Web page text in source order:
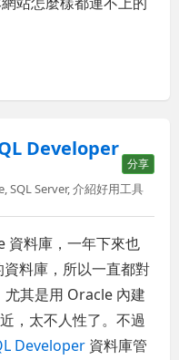
Developer
分享
,SQL Server,介紹好用工具
資料庫，一年下來也
料庫，所以一直都對
其是用 Oracle 內建
，太不人性了。不過
Developer 資料庫管